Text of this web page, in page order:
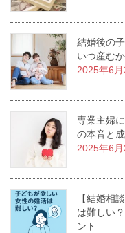
結婚後の
いつ産む
2025年6月
専業主婦
の本音と
2025年6月
【結婚相
は難しい
ント